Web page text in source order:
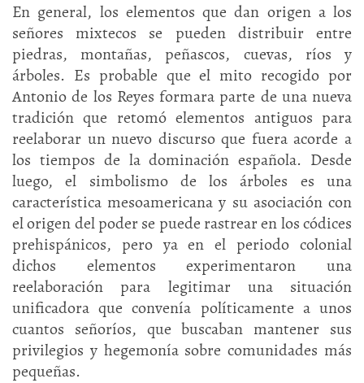
En general, los elementos que dan origen a los
señores mixtecos se pueden distribuir entre
piedras, montañas, peñascos, cuevas, ríos y
árboles. Es probable que el mito recogido por
Antonio de los Reyes formara parte de una nueva
tradición que retomó elementos antiguos para
reelaborar un nuevo discurso que fuera acorde a
los tiempos de la dominación española. Desde
luego, el simbolismo de los árboles es una
característica mesoamericana y su asociación con
el origen del poder se puede rastrear en los códices
prehispánicos, pero ya en el periodo colonial
dichos elementos experimentaron una
reelaboración para legitimar una situación
unificadora que convenía políticamente a unos
cuantos señoríos, que buscaban mantener sus
privilegios y hegemonía sobre comunidades más
pequeñas.